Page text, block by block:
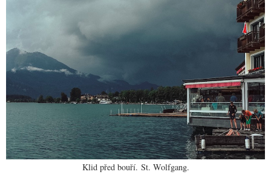
Klid před bouří. St. Wolfgang.